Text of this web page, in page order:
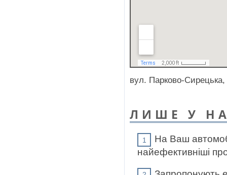
вул. Парково-
ЛИШЕ У
На Ваш
найефективніші